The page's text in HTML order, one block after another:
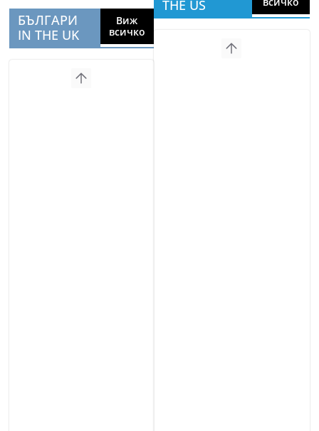
БЪЛГАРИ
IN THE UK
Виж
всичко
THE US